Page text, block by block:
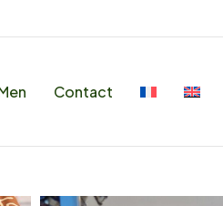
Contact